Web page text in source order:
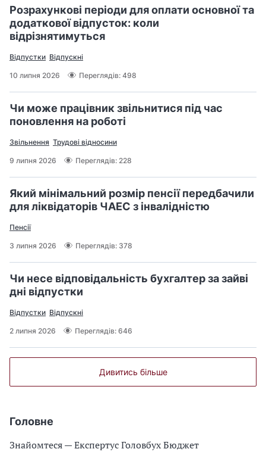
Розрахункові періоди для оплати основної та
додаткової відпусток: коли
відрізнятимуться
Відпустки Відпускні
10 липня 2026 Переглядів: 498
Чи може працівник звільнитися під час
поновлення на роботі
Звільнення Трудові відносини
9 липня 2026 Переглядів: 228
Який мінімальний розмір пенсії передбачили
для ліквідаторів ЧАЕС з інвалідністю
Пенсії
3 липня 2026 Переглядів: 378
Чи несе відповідальність бухгалтер за зайві
дні відпустки
Відпустки Відпускні
2 липня 2026 Переглядів: 646
Дивитись більше
Головне
Знайомтеся — Експертус Головбух Бюджет